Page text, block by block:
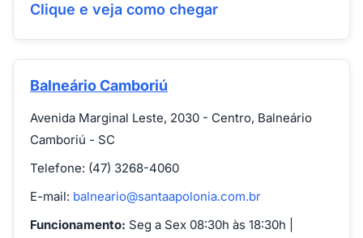
Clique e veja como chegar
Balneário Camboriú
Avenida Marginal Leste, 2030 - Centro, Balneário
Camboriú - SC
Telefone: (47) 3268-4060
E-mail: balneario@santaapolonia.com.br
Funcionamento: Seg a Sex 08:30h às 18:30h |